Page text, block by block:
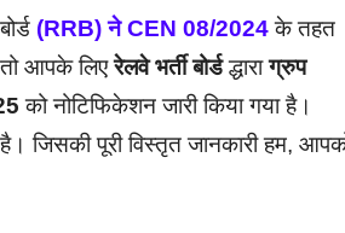
(RRB) ने CEN 08/2024के तहत
तो आपके लिएरेलवे भर्ती बोर्डद्धाराग्रुप
को नोटिफिकेशन जारी किया गया है।
जिसकी पूरी विस्तृत जानकारी हम,